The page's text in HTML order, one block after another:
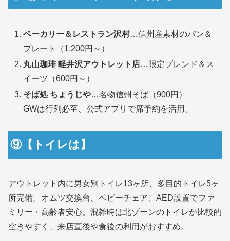
ベーカリー＆レストラン沢村…信州産素材のパン＆
プレート（1,200円～）
丸山珈琲 軽井沢アウトレット店…限定ブレンド＆ス
イーツ（600円～）
そば処 ちょうじや…名物信州そば（900円）
GWは行列必至、公式アプリで席予約を活用。
⑨【トイレは】
アウトレット内に男女別トイレ13ヶ所、多目的トイレ5ヶ
所完備。オムツ交換台、ベビーチェア、AED設置でファ
ミリー・高齢者安心。混雑時は北ゾーンのトイレが比較的
空きやすく、来店直後や食後の利用がおすすめ。